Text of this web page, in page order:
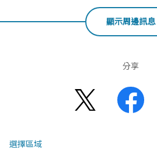
顯示周邊訊息
分享
選擇區域